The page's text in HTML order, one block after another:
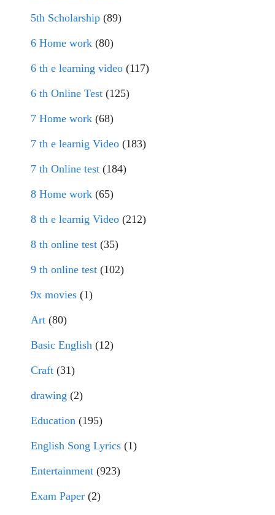
5th Scholarship (89)
6 Home work (80)
6 th e learning video (117)
6 th Online Test (125)
7 Home work (68)
7 th e learnig Video (183)
7 th Online test (184)
8 Home work (65)
8 th e learnig Video (212)
8 th online test (35)
9 th online test (102)
9x movies (1)
Art (80)
Basic English (12)
Craft (31)
drawing (2)
Education (195)
English Song Lyrics (1)
Entertainment (923)
Exam Paper (2)